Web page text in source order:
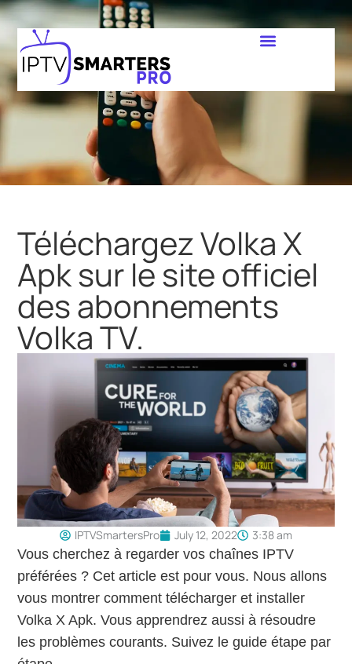
Téléchargez Volka X
Apk sur le site officiel
des abonnements
Volka TV.
IPTVSmartersPro July 12, 2022 3:38 am
Vous cherchez à regarder vos chaînes IPTV
préférées ? Cet article est pour vous. Nous allons
vous montrer comment télécharger et installer
Volka X Apk. Vous apprendrez aussi à résoudre
les problèmes courants. Suivez le guide étape par